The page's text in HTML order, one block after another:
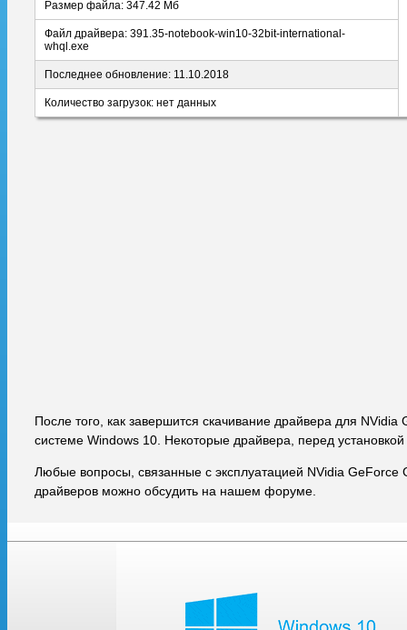
Размер файла: 347.42 Мб
Файл драйвера: 391.35-notebook-win10-32bit-international-
whql.exe
Последнее обновление: 11.10.2018
Количество загрузок: нет данных
После того, как завершится скачивание драйвера для
системе Windows 10. Некоторые драйвера, перед
Любые вопросы, связанные с эксплуатацией NVidia GeForce
драйверов можно обсудить на нашем форуме.